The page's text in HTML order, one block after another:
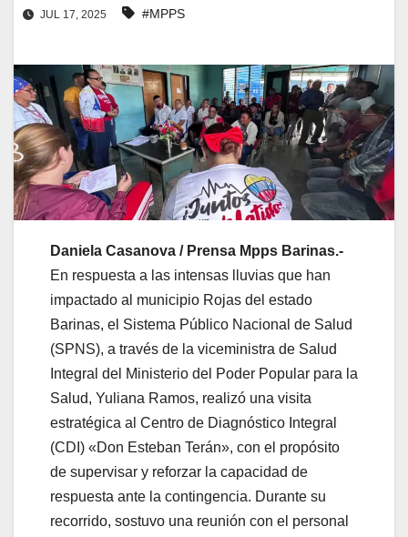
JUL 17, 2025 #MPPS
Daniela Casanova / Prensa Mpps Barinas.-
En respuesta a las intensas lluvias que han
impactado al municipio Rojas del estado
Barinas, el Sistema Público Nacional de Salud
(SPNS), a través de la viceministra de Salud
Integral del Ministerio del Poder Popular para la
Salud, Yuliana Ramos, realizó una visita
estratégica al Centro de Diagnóstico Integral
(CDI) «Don Esteban Terán», con el propósito
de supervisar y reforzar la capacidad de
respuesta ante la contingencia. Durante su
recorrido, sostuvo una reunión con el personal